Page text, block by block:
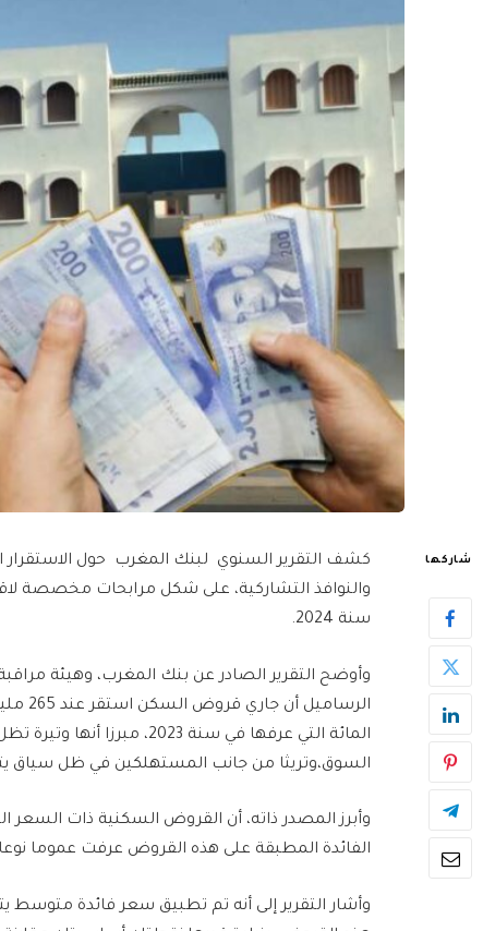
شاركها
كشف التقرير السنوي لبنك المغرب حول الاستقرار
سنة 2024.
وأوضح التقرير الصادر عن بنك المغرب، وهيئة
المائة التي عرفها في سنة
السوق،وتريثا من جانب المستهلكين في ظل سياق
الفائدة المطبقة على هذه القروض عرفت عموما نوعا